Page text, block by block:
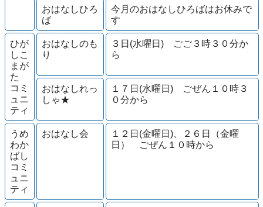
おはなしひろ
ば
今月のおはなしひろばはお休みで
す
ひが
しこ
まが
た
コミ
ュニ
ティ
おはなしのも
り
３日(水曜日) ごご３時３０分か
ら
おはなしれっ
しゃ★
１７日(水曜日) ごぜん１０時３
０分から
うめ
わか
ばし
コミ
ュニ
ティ
おはなし会
１２日(金曜日)、２６日（金曜
日） ごぜん１０時から